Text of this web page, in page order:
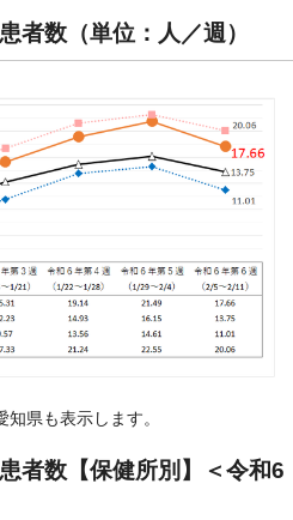
者数（単位：人／週）
県も表示します。
者数【保健所別】＜令和6